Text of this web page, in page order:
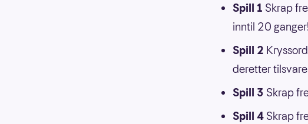
Spill 1 Skrap
inntil 20 ganger!
Spill 2
deretter
Spill 3 Skrap
Spill 4 Skrap